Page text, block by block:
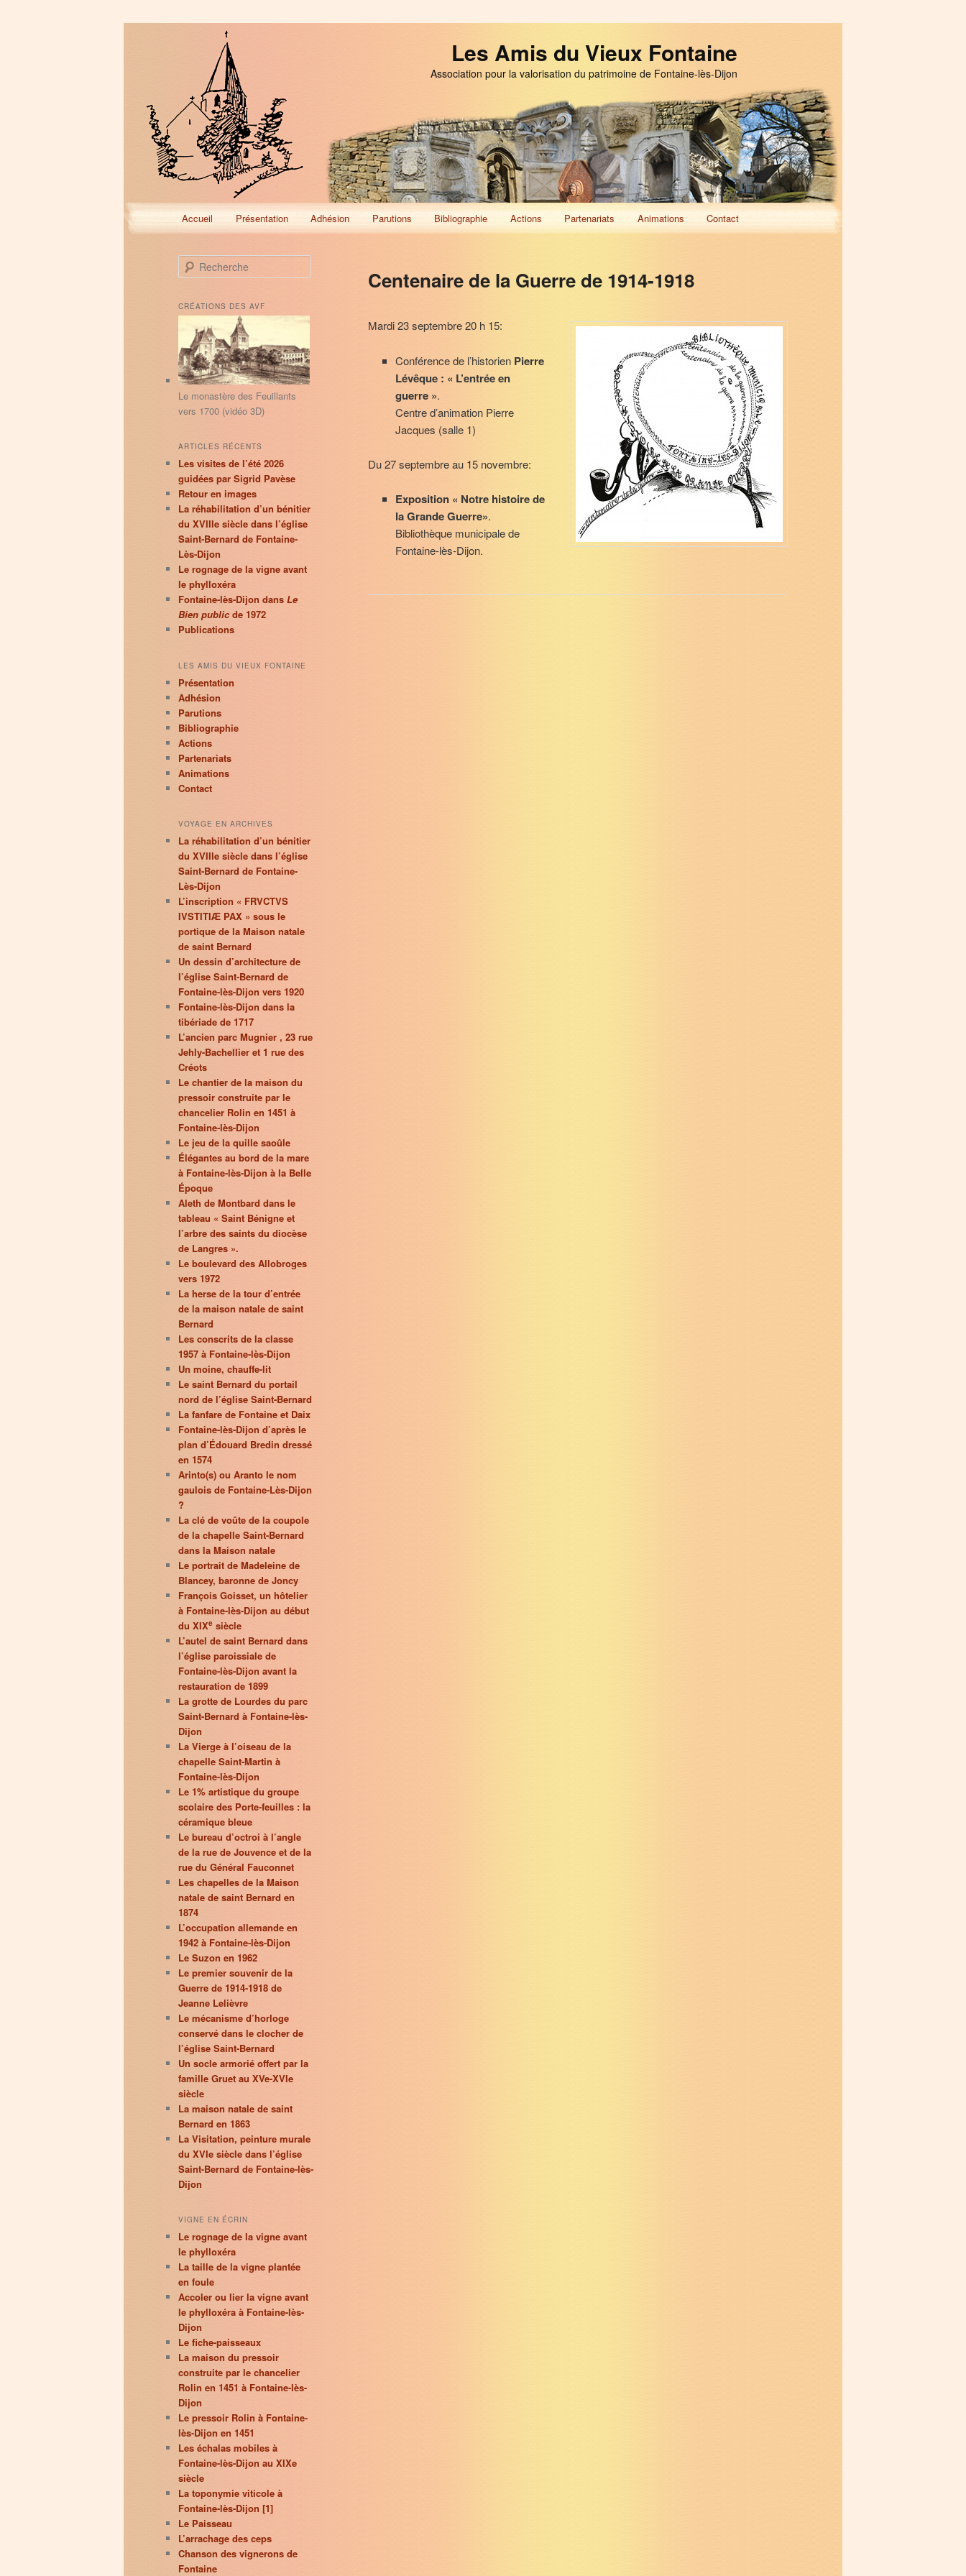
Les Amis du Vieux Fontaine
Association pour la valorisation du patrimoine de Fontaine-lès-Dijon
Menu
principal
Aller
au
principal
Aller
au
secondaire
Accueil Présentation Adhésion Parutions Bibliographie Actions Partenariats Animations Contact
Centenaire de la Guerre de 1914-1918
Mardi 23 septembre 20 h 15:
Conférence de l’historien Pierre
Lévêque : « L’entrée en
guerre ».
Centre d’animation Pierre
Jacques (salle 1)
Du 27 septembre au 15 novembre:
Exposition « Notre histoire de
la Grande Guerre».
Bibliothèque municipale de
Fontaine-lès-Dijon.
e
h
e
h
e
CRÉATIONS DES AVF
Le monastère des Feuillants
vers 1700 (vidéo 3D)
ARTICLES RÉCENTS
Les visites de l’été 2026
guidées par Sigrid Pavèse
Retour en images
La réhabilitation d’un bénitier
du XVIIIe siècle dans l’église
Saint-Bernard de Fontaine-
Lès-Dijon
Le rognage de la vigne avant
le phylloxéra
Fontaine-lès-Dijon dans Le
Bien publicde 1972
Publications
LES AMIS DU VIEUX FONTAINE
Présentation
Adhésion
Parutions
Bibliographie
Actions
Partenariats
Animations
Contact
VOYAGE EN ARCHIVES
La réhabilitation d’un bénitier
du XVIIIe siècle dans l’église
Saint-Bernard de Fontaine-
Lès-Dijon
L’inscription « FRVCTVS
IVSTITIÆ PAX » sous le
portique de la Maison natale
de saint Bernard
Un dessin d’architecture de
l’église Saint-Bernard de
Fontaine-lès-Dijon vers 1920
Fontaine-lès-Dijon dans la
tibériade de 1717
L’ancien parc Mugnier , 23 rue
Jehly-Bachellier et 1 rue des
Créots
Le chantier de la maison du
pressoir construite par le
chancelier Rolin en 1451 à
Fontaine-lès-Dijon
Le jeu de la quille saoûle
Élégantes au bord de la mare
à Fontaine-lès-Dijon à la Belle
Époque
Aleth de Montbard dans le
tableau « Saint Bénigne et
l’arbre des saints du diocèse
de Langres ».
Le boulevard des Allobroges
vers 1972
La herse de la tour d’entrée
de la maison natale de saint
Bernard
Les conscrits de la classe
1957 à Fontaine-lès-Dijon
Un moine, chauffe-lit
Le saint Bernard du portail
nord de l’église Saint-Bernard
La fanfare de Fontaine et Daix
Fontaine-lès-Dijon d’après le
plan d’Édouard Bredin dressé
en 1574
Arinto(s) ou Aranto le nom
gaulois de Fontaine-Lès-Dijon
?
La clé de voûte de la coupole
de la chapelle Saint-Bernard
dans la Maison natale
Le portrait de Madeleine de
Blancey, baronne de Joncy
François Goisset, un hôtelier
à Fontaine-lès-Dijon au début
du XIXe siècle
L’autel de saint Bernard dans
l’église paroissiale de
Fontaine-lès-Dijon avant la
restauration de 1899
La grotte de Lourdes du parc
Saint-Bernard à Fontaine-lès-
Dijon
La Vierge à l’oiseau de la
chapelle Saint-Martin à
Fontaine-lès-Dijon
Le 1% artistique du groupe
scolaire des Porte-feuilles : la
céramique bleue
Le bureau d’octroi à l’angle
de la rue de Jouvence et de la
rue du Général Fauconnet
Les chapelles de la Maison
natale de saint Bernard en
1874
L’occupation allemande en
1942 à Fontaine-lès-Dijon
Le Suzon en 1962
Le premier souvenir de la
Guerre de 1914-1918 de
Jeanne Lelièvre
Le mécanisme d’horloge
conservé dans le clocher de
l’église Saint-Bernard
Un socle armorié offert par la
famille Gruet au XVe-XVIe
siècle
La maison natale de saint
Bernard en 1863
La Visitation, peinture murale
du XVIe siècle dans l’église
Saint-Bernard de Fontaine-lès-
Dijon
VIGNE EN ÉCRIN
Le rognage de la vigne avant
le phylloxéra
La taille de la vigne plantée
en foule
Accoler ou lier la vigne avant
le phylloxéra à Fontaine-lès-
Dijon
Le fiche-paisseaux
La maison du pressoir
construite par le chancelier
Rolin en 1451 à Fontaine-lès-
Dijon
Le pressoir Rolin à Fontaine-
lès-Dijon en 1451
Les échalas mobiles à
Fontaine-lès-Dijon au XIXe
siècle
La toponymie viticole à
Fontaine-lès-Dijon [1]
Le Paisseau
L’arrachage des ceps
Chanson des vignerons de
Fontaine